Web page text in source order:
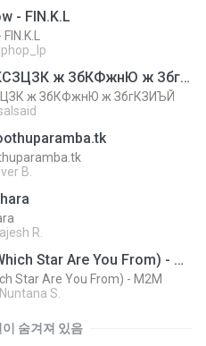
- FIN.K.L
ЗНКжЗБ ЗбЗЪКСЗЦЗК ж ЗбКФжнЮ ж ЗбгКЗИЪЙ
ж ЗбКФжнЮ ж ЗбгКЗИЪЙ
B.
R.
MIRACLE (Ost. Which Star Are You From) - M2M
Star Are You From) - M2M
Nuntana S.
숨겨져 있음